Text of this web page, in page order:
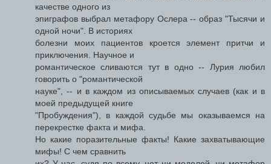
качестве одного из
эпиграфов выбрал метафору Ослера -- образ "Тысячи и
одной ночи". В историях
болезни моих пациентов кроется элемент притчи и
приключения. Научное и
романтическое сливаются тут в одно -- Лурия любил
говорить о "романтической
науке", -- и в каждом из описываемых случаев (как и в
моей предыдущей книге
"Пробуждения"), в каждой судьбе мы оказываемся на
перекрестке факта и мифа.
Но какие поразительные факты! Какие захватывающие
мифы! С чем сравнить